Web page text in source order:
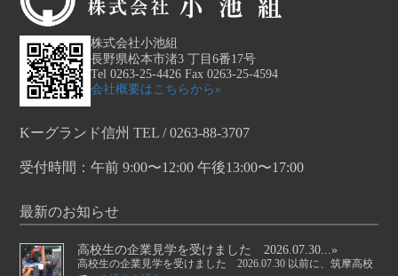
株式会社小池組
長野県松本市渚3 丁目6番17号
Tel 0263-25-4426 Fax 0263-25-4594
会社概要はこちらから»
Kーグランド信州 TEL / 0263-88-3707
受付時間：午前 9:00〜12:00 午後13:00〜17:00
最新のお知らせ
高校生の企業見学を受けました 2026.07.30...»
高校生の企業見学を受けました 2026.07.30 以前に、筑摩高校